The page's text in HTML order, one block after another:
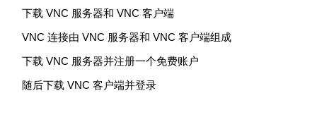
下载 VNC 服务器和 VNC 客户端
VNC 连接由 VNC 服务器和 VNC 客户端组成
下载 VNC 服务器并注册一个免费账户
随后下载 VNC 客户端并登录